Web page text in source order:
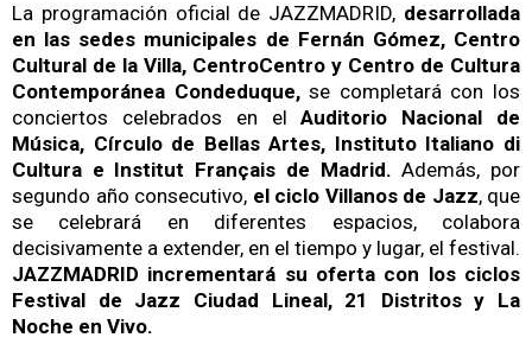
La programación oficial de JAZZMADRID, desarrollada
en las sedes municipales de Fernán Gómez, Centro
Cultural de la Villa, CentroCentro y Centro de Cultura
Contemporánea Condeduque,se completará con los
conciertos celebrados en elAuditorio Nacional de
Música, Círculo de Bellas Artes, Instituto Italiano di
Cultura e Institut Français de Madrid. Además, por
segundo año consecutivo, el ciclo Villanos de Jazz, que
se celebrará en diferentes espacios, colabora
decisivamente a extender, en el tiempo y lugar, el festival.
JAZZMADRID incrementará su oferta con los ciclos
Festival de Jazz Ciudad Lineal, 21 Distritos y La
Noche en Vivo.